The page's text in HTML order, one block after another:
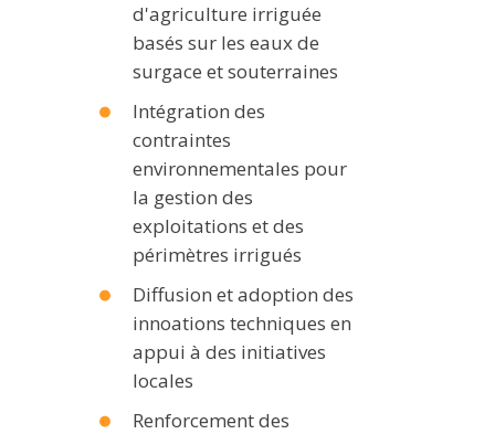
d'agriculture irriguée
basés sur les eaux de
surgace et souterraines
Intégration des
contraintes
environnementales pour
la gestion des
exploitations et des
périmètres irrigués
Diffusion et adoption des
innoations techniques en
appui à des initiatives
locales
Renforcement des